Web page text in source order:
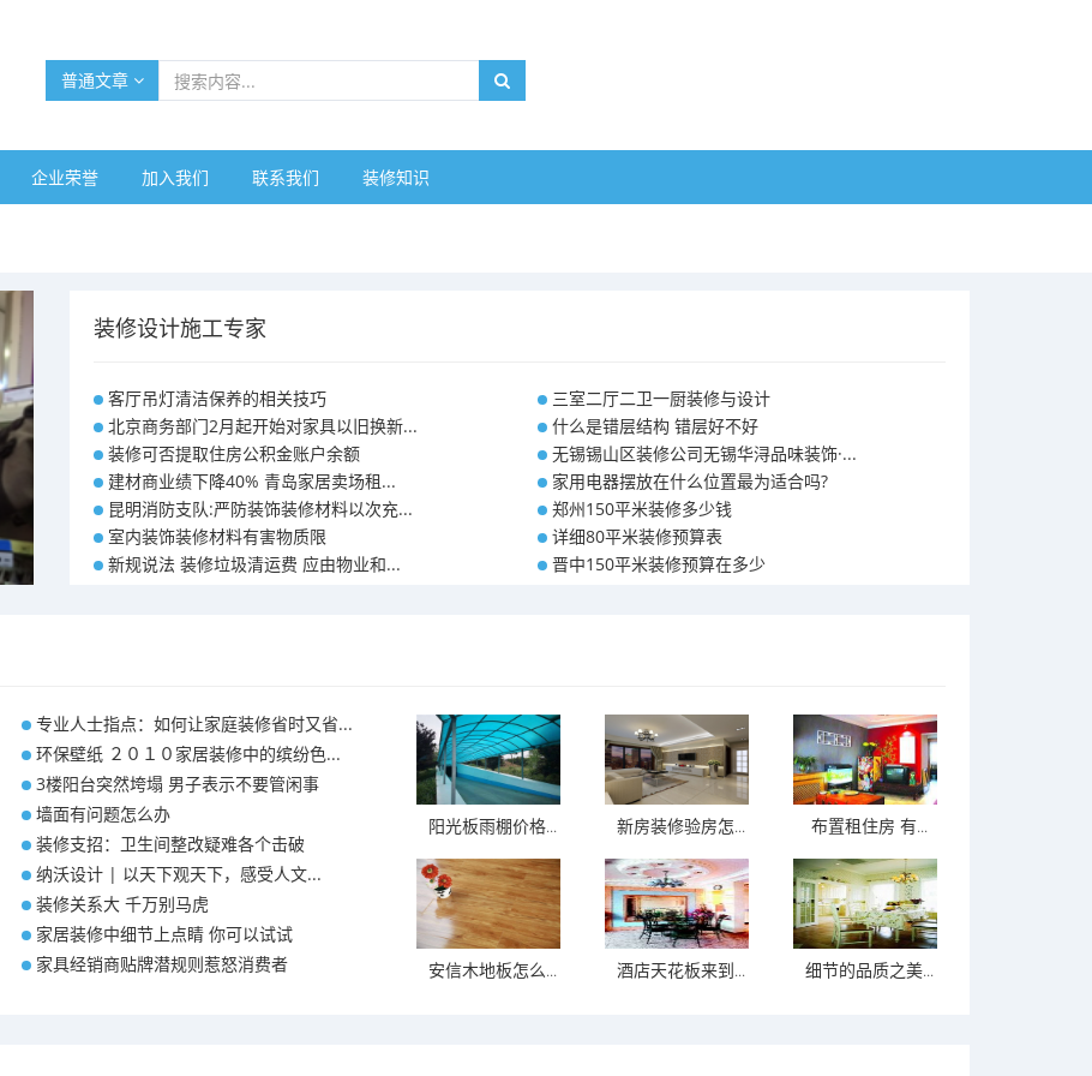
普通文章
企业荣誉 加入我们 联系我们 装修知识
装修设计施工专家
客厅吊灯清洁保养的相关技巧
北京商务部门2月起开始对家具以旧换新...
装修可否提取住房公积金账户余额
建材商业绩下降40% 青岛家居卖场租...
昆明消防支队:严防装饰装修材料以次充...
室内装饰装修材料有害物质限
新规说法 装修垃圾清运费 应由物业和...
三室二厅二卫一厨装修与设计
什么是错层结构 错层好不好
无锡锡山区装修公司无锡华浔品味装饰·...
家用电器摆放在什么位置最为适合吗?
郑州150平米装修多少钱
详细80平米装修预算表
晋中150平米装修预算在多少
专业人士指点：如何让家庭装修省时又省...
环保壁纸 ２０１０家居装修中的缤纷色...
3楼阳台突然垮塌 男子表示不要管闲事
墙面有问题怎么办
装修支招：卫生间整改疑难各个击破
纳沃设计 | 以天下观天下，感受人文...
装修关系大 千万别马虎
家居装修中细节上点睛 你可以试试
家具经销商贴牌潜规则惹怒消费者
阳光板雨棚价格... 新房装修验房怎... 布置租住房 有...
安信木地板怎么... 酒店天花板来到... 细节的品质之美...